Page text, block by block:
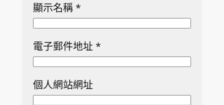
顯示名稱 *
電子郵件地址 *
個人網站網址